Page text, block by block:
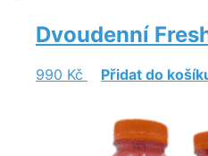
Dvoudenní
990 Kč Přidat do